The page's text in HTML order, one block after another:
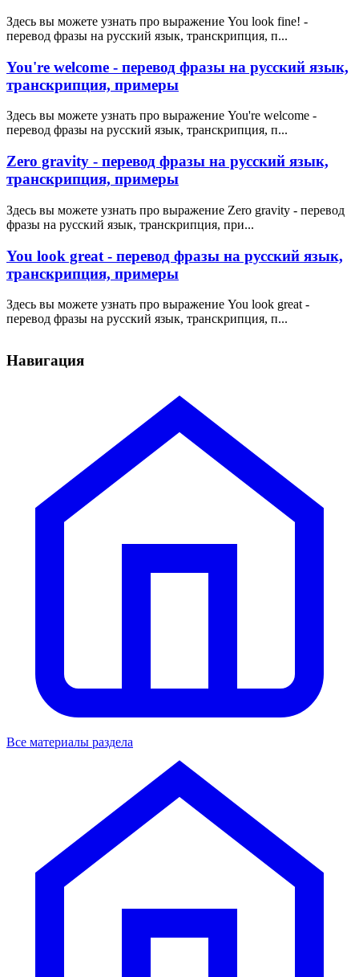
Здесь вы можете узнать про выражение You look fine! -
перевод фразы на русский язык, транскрипция, п...
You're welcome - перевод фразы на русский язык,
транскрипция, примеры
Здесь вы можете узнать про выражение You're welcome -
перевод фразы на русский язык, транскрипция, п...
Zero gravity - перевод фразы на русский язык,
транскрипция, примеры
Здесь вы можете узнать про выражение Zero gravity - перевод
фразы на русский язык, транскрипция, при...
You look great - перевод фразы на русский язык,
транскрипция, примеры
Здесь вы можете узнать про выражение You look great -
перевод фразы на русский язык, транскрипция, п...
Навигация
Все материалы раздела